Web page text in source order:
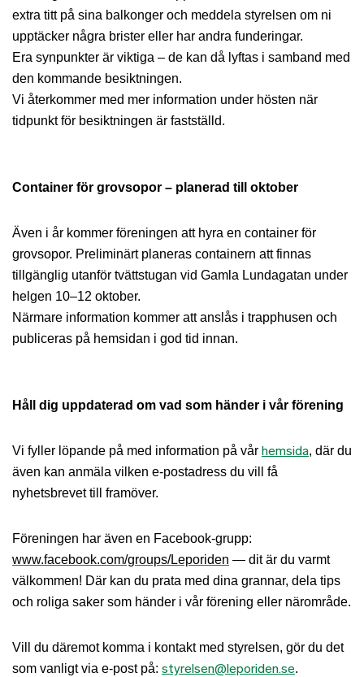
extra titt på sina balkonger och meddela styrelsen om ni
upptäcker några brister eller har andra funderingar.
Era synpunkter är viktiga – de kan då lyftas i samband med
den kommande besiktningen.
Vi återkommer med mer information under hösten när
tidpunkt för besiktningen är fastställd.
Container för grovsopor – planerad till oktober
Även i år kommer föreningen att hyra en container för
grovsopor. Preliminärt planeras containern att finnas
tillgänglig utanför tvättstugan vid Gamla Lundagatan under
helgen 10–12 oktober.
Närmare information kommer att anslås i trapphusen och
publiceras på hemsidan i god tid innan.
Håll dig uppdaterad om vad som händer i vår förening
Vi fyller löpande på med information på vår hemsida, där du
även kan anmäla vilken e-postadress du vill få
nyhetsbrevet till framöver.
Föreningen har även en Facebook-grupp:
www.facebook.com/groups/Leporiden — dit är du varmt
välkommen! Där kan du prata med dina grannar, dela tips
och roliga saker som händer i vår förening eller närområde.
Vill du däremot komma i kontakt med styrelsen, gör du det
som vanligt via e-post på: styrelsen@leporiden.se.